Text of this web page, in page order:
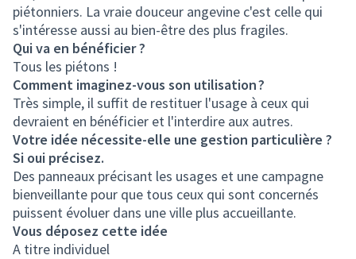
piétonniers. La vraie douceur angevine c'est celle qui
s'intéresse aussi au bien-être des plus fragiles.
Qui va en bénéficier ?
Tous les piétons !
Comment imaginez-vous son utilisation ?
Très simple, il suffit de restituer l'usage à ceux qui
devraient en bénéficier et l'interdire aux autres.
Votre idée nécessite-elle une gestion particulière ?
Si oui précisez.
Des panneaux précisant les usages et une campagne
bienveillante pour que tous ceux qui sont concernés
puissent évoluer dans une ville plus accueillante.
Vous déposez cette idée
A titre individuel